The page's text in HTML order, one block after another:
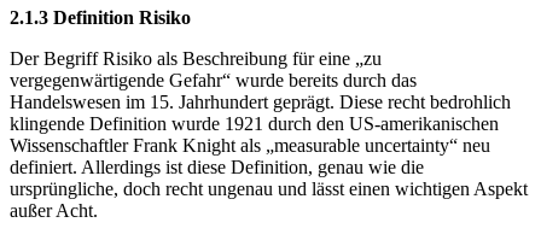
2.1.3 Definition Risiko
Der Begriff Risiko als Beschreibung für eine „zu
vergegenwärtigende Gefahr“ wurde bereits durch das
Handelswesen im 15. Jahrhundert geprägt. Diese recht bedrohlich
klingende Definition wurde 1921 durch den US-amerikanischen
Wissenschaftler Frank Knight als „measurable uncertainty“ neu
definiert. Allerdings ist diese Definition, genau wie die
ursprüngliche, doch recht ungenau und lässt einen wichtigen Aspekt
außer Acht.